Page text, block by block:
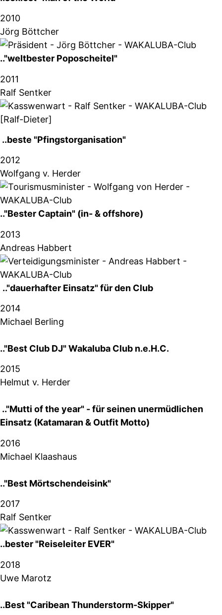
2010
Jörg Böttcher
.."weltbester Poposcheitel"
2011
Ralf Sentker
[Ralf-Dieter]
..beste "Pfingstorganisation"
2012
Wolfgang v. Herder
.."Bester Captain" (in- & offshore)
2013
Andreas Habbert
.."dauerhafter Einsatz" für den Club
2014
Michael Berling
.."Best Club DJ" Wakaluba Club n.e.H.C.
2015
Helmut v. Herder
.."Mutti of the year" - für seinen unermüdlichen
Einsatz (Katamaran & Outfit Motto)
2016
Michael Klaashaus
.."Best Mörtschendeisink"
2017
Ralf Sentker
..bester "Reiseleiter EVER"
2018
Uwe Marotz
..Best "Caribean Thunderstorm-Skipper"